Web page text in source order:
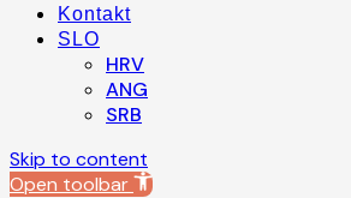
Kontakt
SLO
HRV
ANG
SRB
Skip to content
Open toolbar